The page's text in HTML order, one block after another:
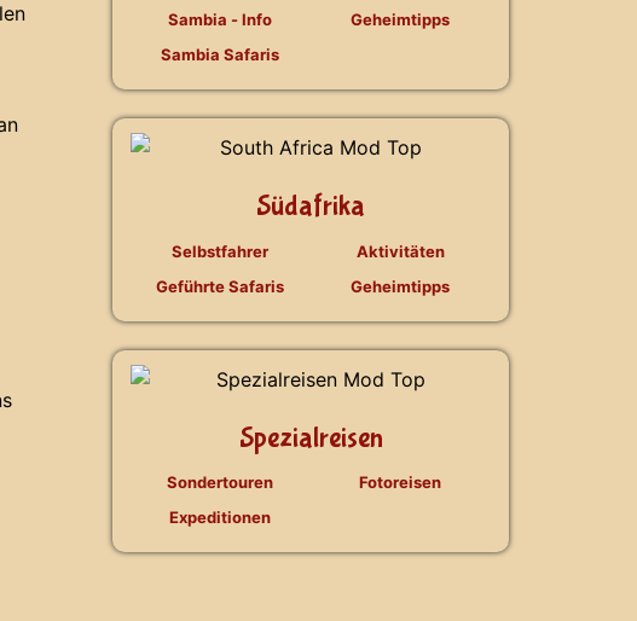
Sambia - Info
Sambia Safaris
Geheimtipps
Südafrika
Selbstfahrer
Geführte Safaris
Aktivitäten
Geheimtipps
Spezialreisen
Sondertouren
Expeditionen
Fotoreisen